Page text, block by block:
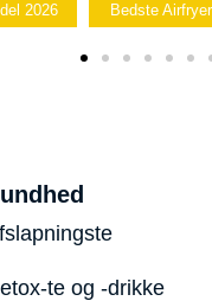
Bedste Airfryer 2026
te og -drikke